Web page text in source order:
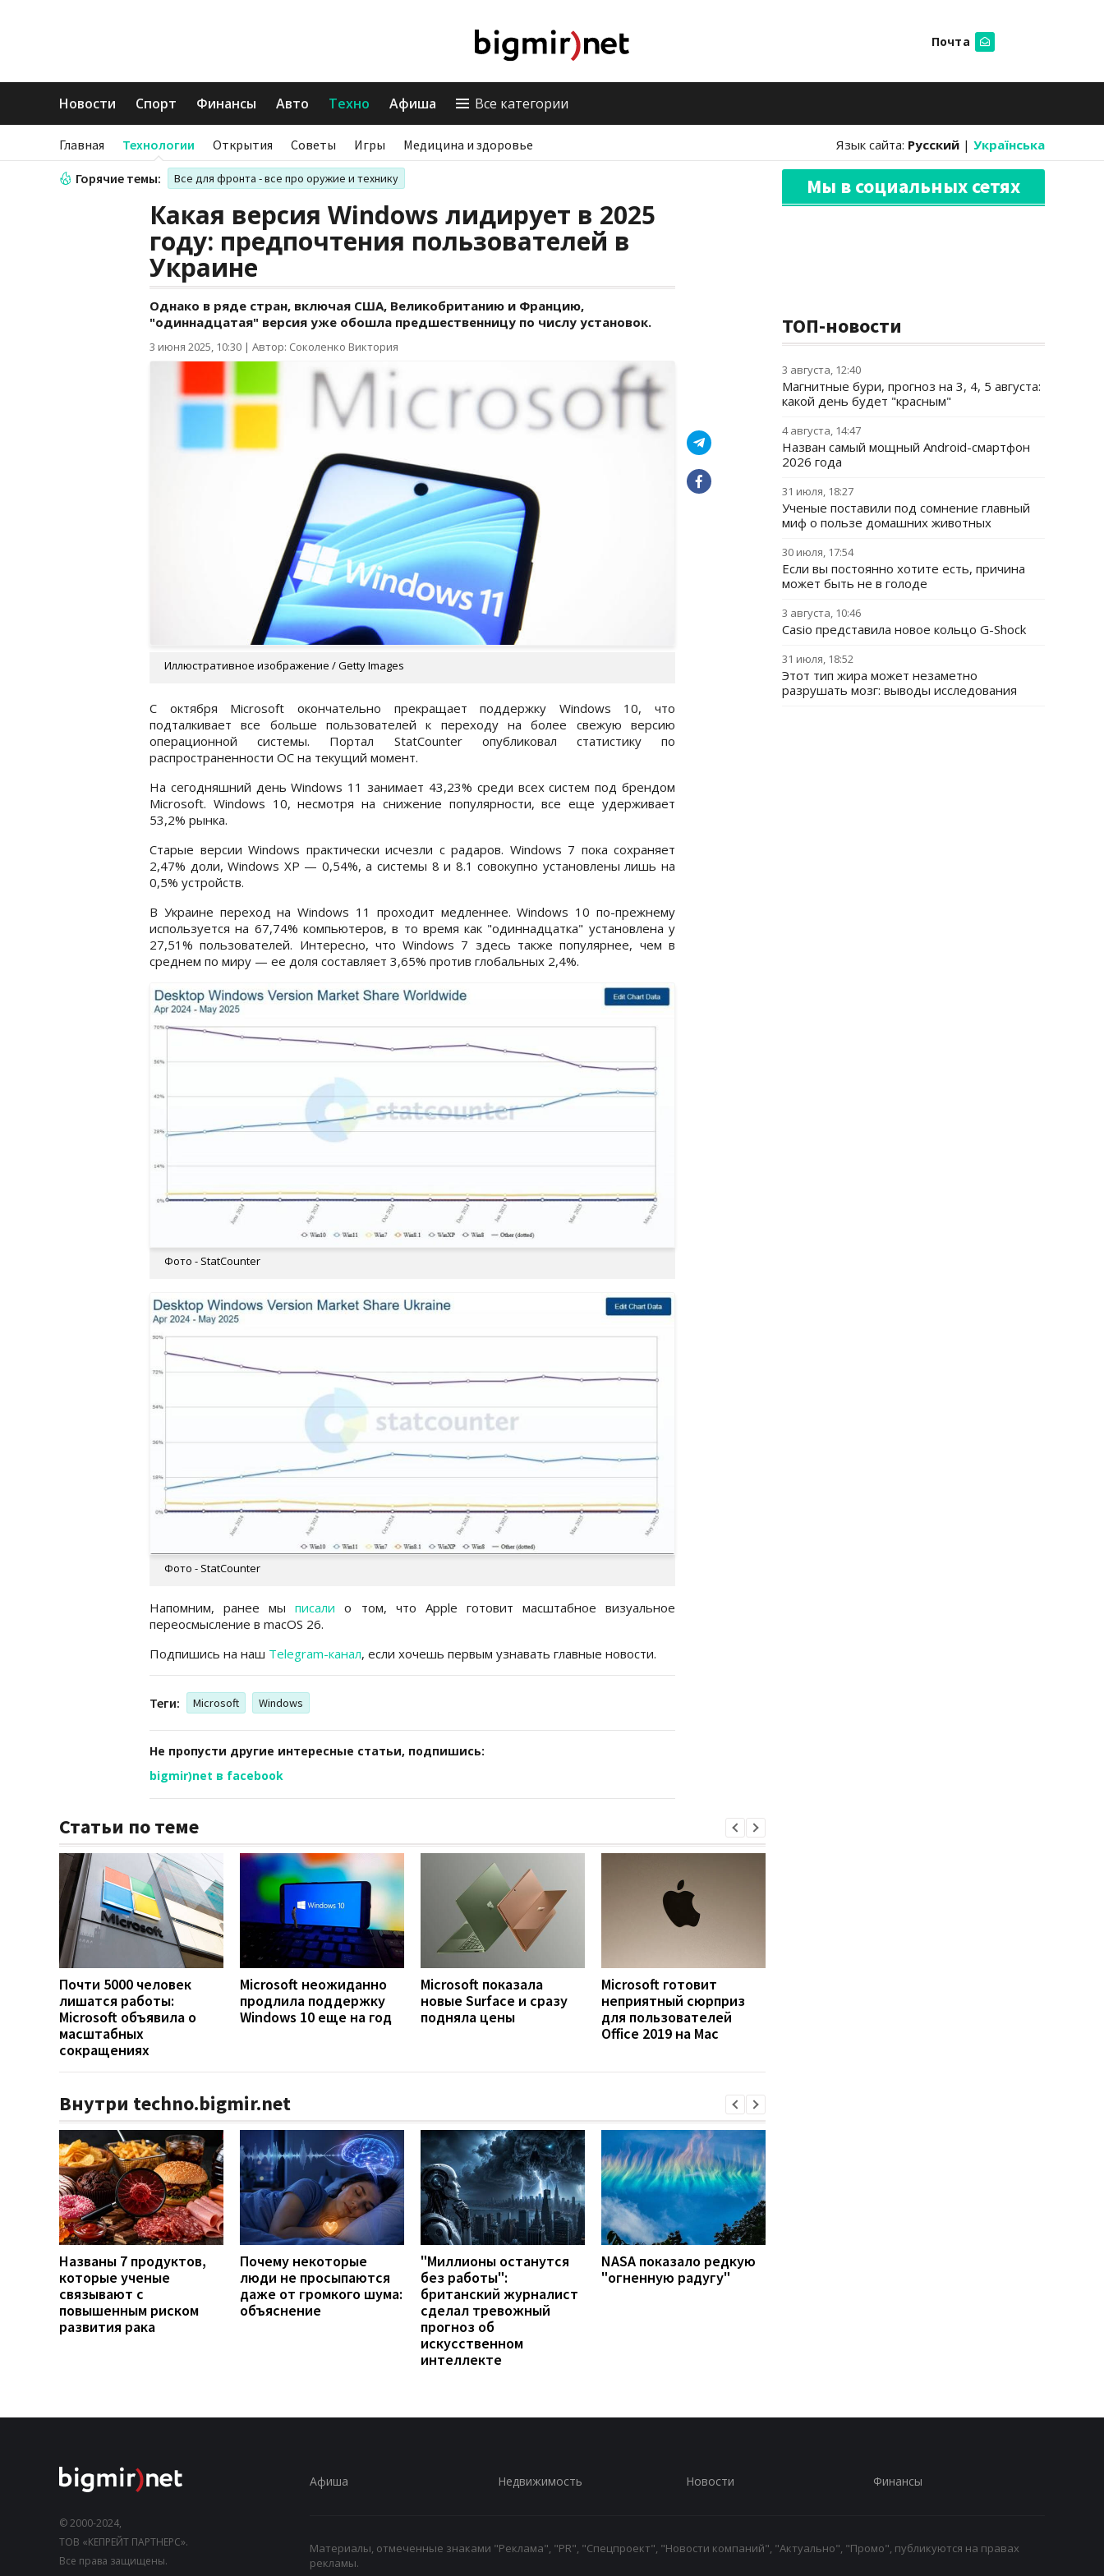
Почта
Новости Спорт Финансы Авто Техно Афиша Все категории
Главная Технологии Открытия Советы Игры Медицина и здоровье Язык сайта: Русский | Українська
Горячие темы: Все для фронта - все про оружие и технику
Какая версия Windows лидирует в 2025
году: предпочтения пользователей в
Украине
Однако в ряде стран, включая США, Великобританию и Францию,
"одиннадцатая" версия уже обошла предшественницу по числу установок.
3 июня 2025, 10:30 | Автор: Соколенко Виктория
Иллюстративное изображение / Getty Images
С октября Microsoft окончательно прекращает поддержку Windows 10, что
подталкивает все больше пользователей к переходу на более свежую версию
операционной системы. Портал StatCounter опубликовал статистику по
распространенности ОС на текущий момент.
На сегодняшний день Windows 11 занимает 43,23% среди всех систем под брендом
Microsoft. Windows 10, несмотря на снижение популярности, все еще удерживает
53,2% рынка.
Старые версии Windows практически исчезли с радаров. Windows 7 пока сохраняет
2,47% доли, Windows XP — 0,54%, а системы 8 и 8.1 совокупно установлены лишь на
0,5% устройств.
В Украине переход на Windows 11 проходит медленнее. Windows 10 по-прежнему
используется на 67,74% компьютеров, в то время как "одиннадцатка" установлена у
27,51% пользователей. Интересно, что Windows 7 здесь также популярнее, чем в
среднем по миру — ее доля составляет 3,65% против глобальных 2,4%.
Фото - StatCounter
Фото - StatCounter
Напомним, ранее мыписали о том, что Apple готовит масштабное визуальное
переосмысление в macOS 26.
Подпишись на наш Telegram-канал, если хочешь первым узнавать главные новости.
Теги: Microsoft Windows
Не пропусти другие интересные статьи, подпишись:
bigmir)net в facebook
Статьи по теме
Почти 5000 человек
лишатся работы:
Microsoft объявила о
масштабных
сокращениях
Microsoft неожиданно
продлила поддержку
Windows 10 еще на год
Microsoft показала
новые Surface и сразу
подняла цены
Microsoft готовит
неприятный сюрприз
для пользователей
Office 2019 на Mac
Внутри techno.bigmir.net
Названы 7 продуктов,
которые ученые
связывают с
повышенным риском
развития рака
Почему некоторые
люди не просыпаются
даже от громкого шума:
объяснение
"Миллионы останутся
без работы":
британский журналист
сделал тревожный
прогноз об
искусственном
интеллекте
NASA показало редкую
"огненную радугу"
Мы в социальных сетях
ТОП-новости
3 августа, 12:40
Магнитные бури, прогноз на 3, 4, 5 августа:
какой день будет "красным"
4 августа, 14:47
Назван самый мощный Android-смартфон
2026 года
31 июля, 18:27
Ученые поставили под сомнение главный
миф о пользе домашних животных
30 июля, 17:54
Если вы постоянно хотите есть, причина
может быть не в голоде
3 августа, 10:46
Casio представила новое кольцо G-Shock
31 июля, 18:52
Этот тип жира может незаметно
разрушать мозг: выводы исследования
© 2000-2024,
ТОВ «КЕПРЕЙТ ПАРТНЕРС».
Все права защищены.
Афиша Недвижимость Новости Финансы
Материалы, отмеченные знаками "Реклама", "PR", "Спецпроект", "Новости компаний", "Актуально", "Промо", публикуются на правах
рекламы.